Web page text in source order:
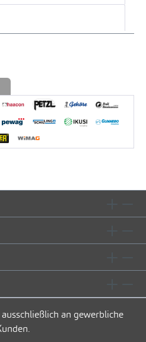
an gewerbliche